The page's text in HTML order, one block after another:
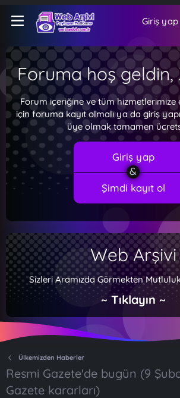
Giriş yap
Foruma hoş
Forum içeriğine ve tüm hizmetlerimize
için foruma kayıt olmalı ya da giriş
üye olmak tamamen
Giriş yap
Şimdi kayıt ol
Web Arşivi
Sizleri Aramızda Görmekten
~ Tıklayın ~
Ülkemizden Haberler
Resmi Gazete'de bugün (9
Gazete kararları)